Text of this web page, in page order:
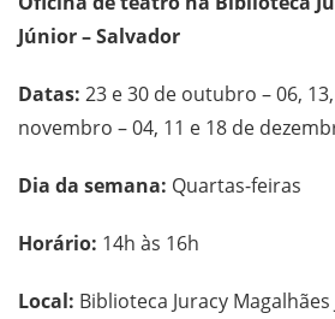
Júnior – Salvador
Datas: 23 e 30 de outubro – 06,
novembro – 04, 11 e 18 de
Dia da semana: Quartas-feiras
Horário: 14h às 16h
Local: Biblioteca Juracy